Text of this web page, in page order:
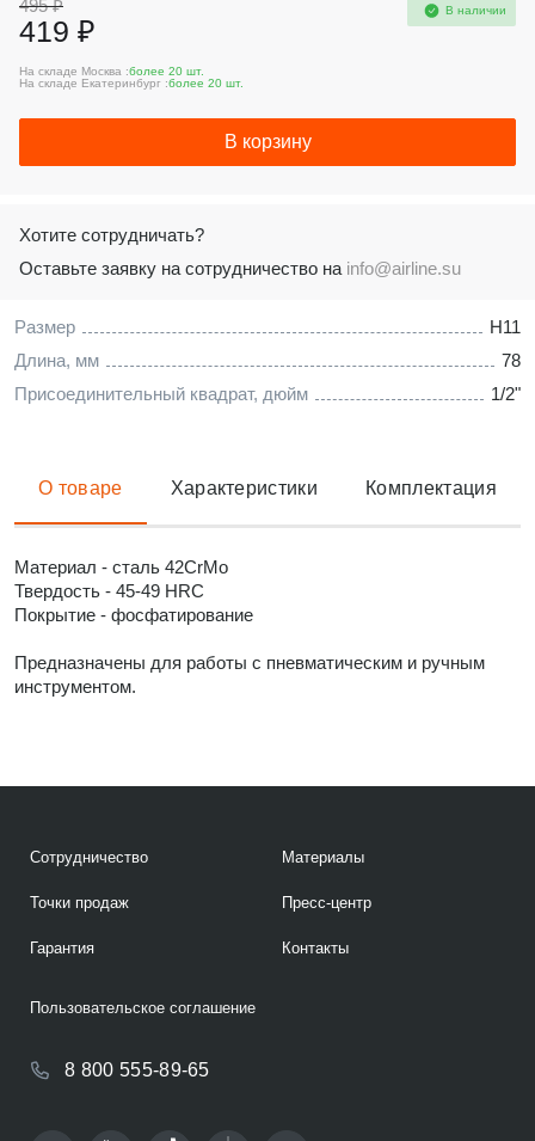
Размер
H11
Длина, мм
78
Присоединительный квадрат, дюйм
1/2"
495 ₽
419 ₽
В наличии
На складе Москва :более 20 шт.
На складе Екатеринбург :более 20 шт.
В корзину
Хотите сотрудничать?
Оставьте заявку на сотрудничество на info@airline.su
О товаре Характеристики Комплектация
Материал - сталь 42CrMo
Твердость - 45-49 HRC
Покрытие - фосфатирование
Предназначены для работы с пневматическим и ручным
инструментом.
Сотрудничество
Точки продаж
Гарантия
Материалы
Пресс-центр
Контакты
8 800 555-89-65
Пользовательское соглашение